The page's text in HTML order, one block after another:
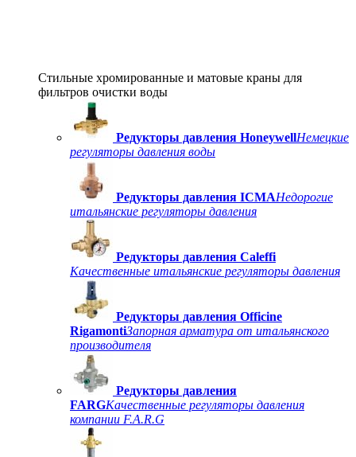
Стильные хромированные и матовые краны для
фильтров очистки воды
Редукторы давления HoneywellНемецкие
регуляторы давления воды
Редукторы давления ICMAНедорогие
итальянские регуляторы давления
Редукторы давления Caleffi
Качественные итальянские регуляторы давления
Редукторы давления Officine
RigamontiЗапорная арматура от итальянского
производителя
Редукторы давления
FARGКачественные регуляторы давления
компании F.A.R.G